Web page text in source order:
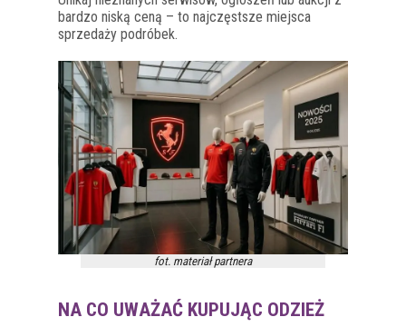
bardzo niską ceną – to najczęstsze miejsca
sprzedaży podróbek.
fot. materiał partnera
NA CO UWAŻAĆ KUPUJĄC ODZIEŻ